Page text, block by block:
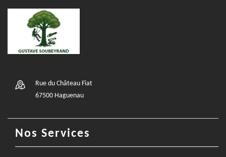
Rue du Château Fiat
67500 Haguenau
Nos Services